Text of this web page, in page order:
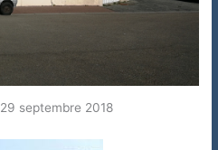
septembre 2018